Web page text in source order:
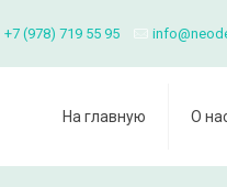
+7 (978) 719 55 95
На главную О